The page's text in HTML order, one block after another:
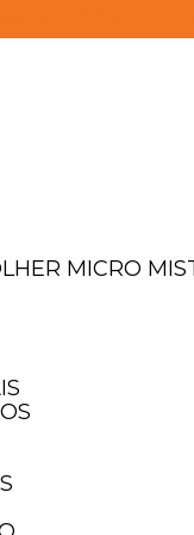
MICRO